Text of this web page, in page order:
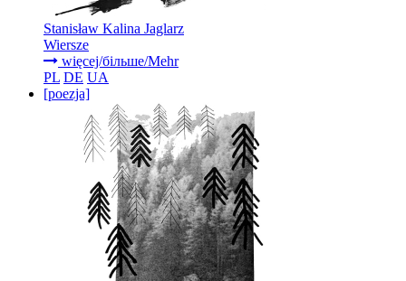
Stanisław Kalina Jaglarz
Wiersze
więcej/більше/Mehr
PL DE UA
[poezja]